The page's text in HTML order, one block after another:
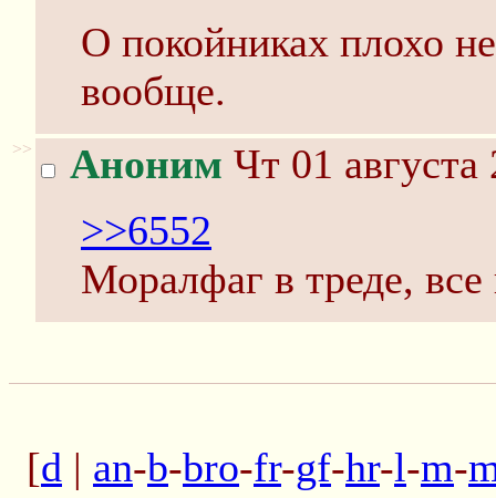
О покойниках плохо
вообще.
>> Аноним Чт 01
>>6552
Моралфаг в треде,
[d | an-b-bro-fr-gf-hr-l-m-